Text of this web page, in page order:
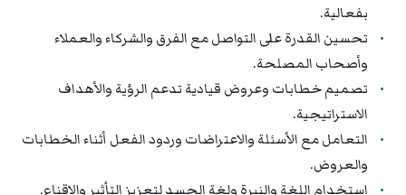
بفعالية.
تحسين القدرة على التواصل مع الفرق والشركاء والعملاء
وأصحاب المصلحة.
تصميم خطابات وعروض قيادية تدعم الرؤية والأهداف
الاستراتيجية.
التعامل مع الأسئلة والاعتراضات وردود الفعل أثناء الخطابات
والعروض.
استخدام اللغة والنبرة ولغة الجسد لتعزيز التأثير والإقناع.